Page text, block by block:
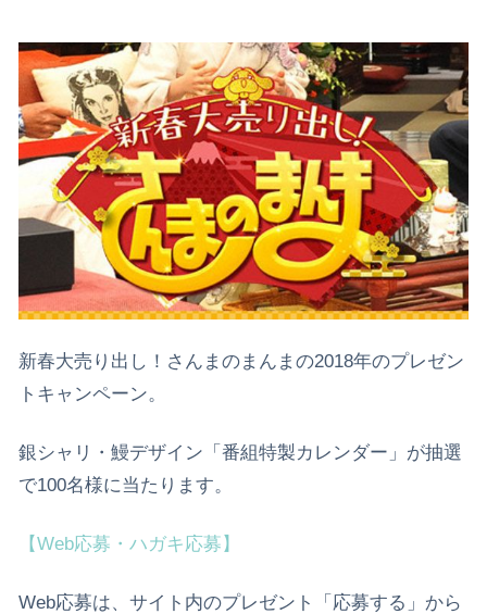
新春大売り出し！さんまのまんまの2018年のプレゼン
トキャンペーン。
銀シャリ・鰻デザイン「番組特製カレンダー」が抽選
で100名様に当たります。
【Web応募・ハガキ応募】
Web応募は、サイト内のプレゼント「応募する」から